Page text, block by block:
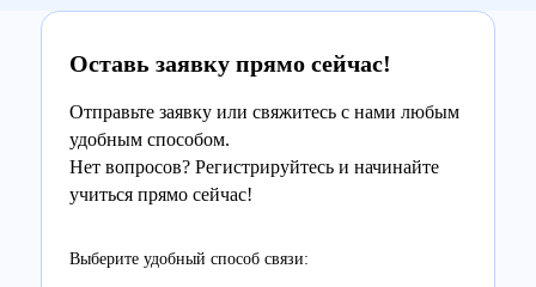
Оставь заявку прямо сейчас!
Отправьте заявку или свяжитесь с нами любым
удобным способом.
Нет вопросов? Регистрируйтесь и начинайте
учиться прямо сейчас!
Выберите удобный способ связи: